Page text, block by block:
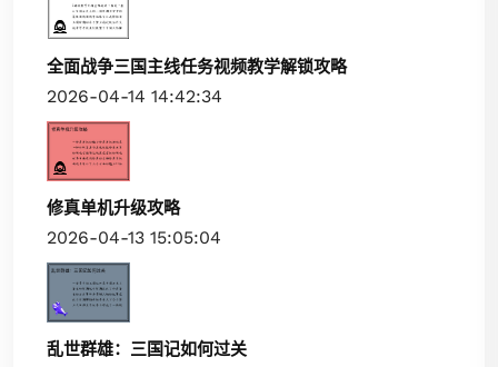
全面战争三国主线任务视频教学解锁攻略
2026-04-14 14:42:34
修真单机升级攻略
2026-04-13 15:05:04
乱世群雄：三国记如何过关